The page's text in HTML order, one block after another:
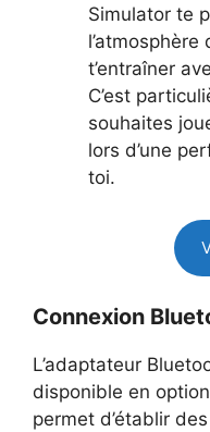
Simulator te
t’entraîner
C’est
souhaites
lors d’une
toi.
Connexion
L’adaptateur
disponible en
permet d’établir